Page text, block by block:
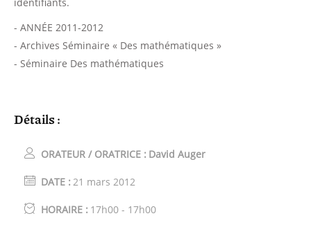
- ANNÉE 2011-2012
- Archives Séminaire « Des mathématiques »
- Séminaire Des mathématiques
Détails :
ORATEUR / ORATRICE : David Auger
DATE : 21 mars 2012
HORAIRE : 17h00 - 17h00